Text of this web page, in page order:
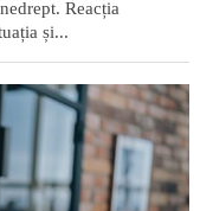
Reacția
și...